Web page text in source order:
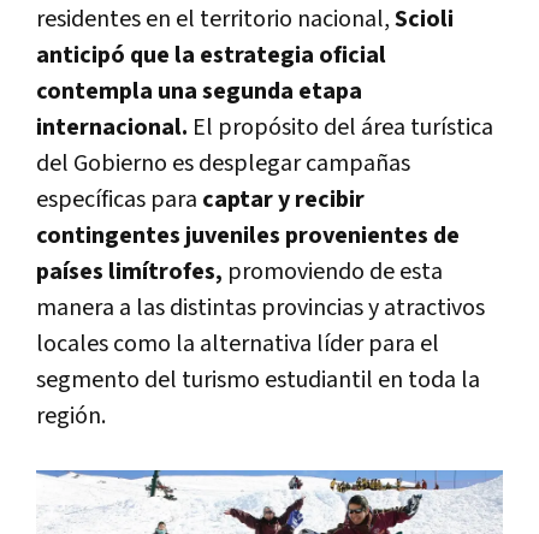
residentes en el territorio nacional,Scioli
anticipó que la estrategia oficial
contempla una segunda etapa
internacional. El propósito del área turística
del Gobierno es desplegar campañas
específicas para captar y recibir
contingentes juveniles provenientes de
países limítrofes, promoviendo de esta
manera a las distintas provincias y atractivos
locales como la alternativa líder para el
segmento del turismo estudiantil en toda la
región.